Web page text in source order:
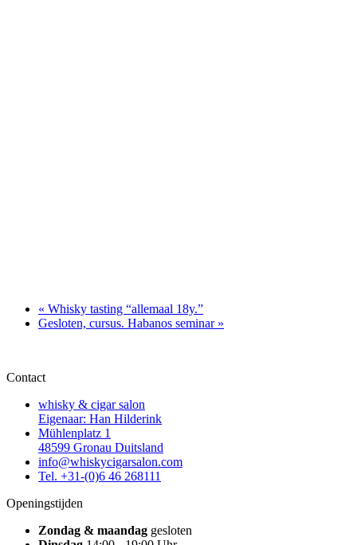
« Whisky tasting “allemaal 18y.”
Gesloten, cursus. Habanos seminar »
Contact
whisky & cigar salon
Eigenaar: Han Hilderink
Mühlenplatz 1
48599 Gronau Duitsland
info@whiskycigarsalon.com
Tel. +31-(0)6 46 268111
Openingstijden
Zondag & maandag gesloten